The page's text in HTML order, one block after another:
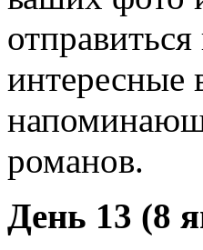
интересные
романов.
День 13 (8